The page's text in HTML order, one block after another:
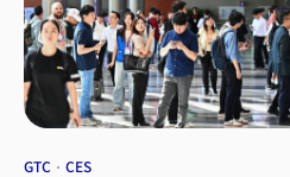
스마트 기술 컨퍼런스(TechCon 2026,
참가한다. 오는 6월 10일부터 12일까지 서울 코엑스 컨퍼런스룸 401호에서
열리는 테크콘 2026의 핵심 슬로건은 지
Intelligence to Execution)'다. 벤지오 교
자율제조가 결합되는 산업 전환의 분기점
사전등록하러 가기
GTC CES